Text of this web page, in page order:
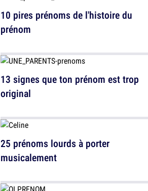
10 pires prénoms de l'histoire du
prénom
13 signes que ton prénom est trop
original
25 prénoms lourds à porter
musicalement